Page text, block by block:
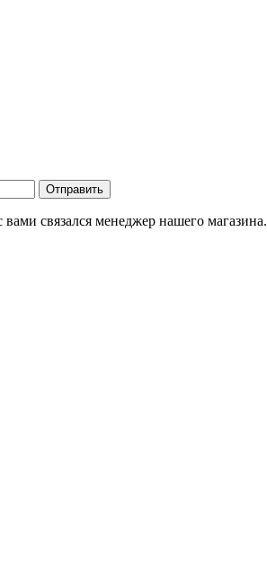
связался менеджер нашего магазина.